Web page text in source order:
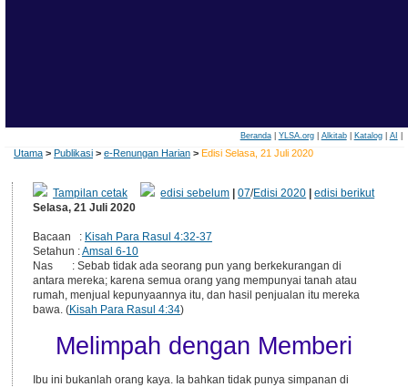
Beranda| YLSA.org| Alkitab| Katalog| AI
Utama > Publikasi > e-Renungan Harian > Edisi Selasa, 21 Juli 2020
Tampilan cetak edisi sebelum |07/Edisi 2020 |edisi berikut
Selasa, 21 Juli 2020
Bacaan : Kisah Para Rasul 4:32-37
Setahun :Amsal 6-10
Nas : Sebab tidak ada seorang pun yang berkekurangan di
antara mereka; karena semua orang yang mempunyai tanah atau
rumah, menjual kepunyaannya itu, dan hasil penjualan itu mereka
bawa. (Kisah Para Rasul 4:34)
Melimpah dengan Memberi
Ibu ini bukanlah orang kaya. Ia bahkan tidak punya simpanan di